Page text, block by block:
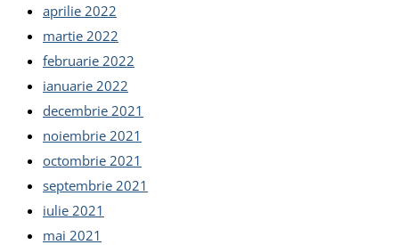
aprilie 2022
martie 2022
februarie 2022
ianuarie 2022
decembrie 2021
noiembrie 2021
octombrie 2021
septembrie 2021
iulie 2021
mai 2021